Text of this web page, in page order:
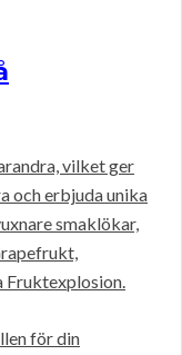
vilket ger
och erbjuda unika
smaklökar,
Fruktexplosion.
för din